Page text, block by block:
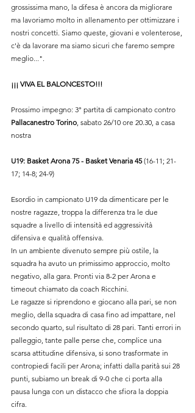
grossissima mano, la difesa è ancora da migliorare
ma lavoriamo molto in allenamento per ottimizzare i
nostri concetti. Siamo queste, giovani e volenterose,
c'è da lavorare ma siamo sicuri che faremo sempre
meglio... ".
¡¡¡ VIVA EL BALONCESTO!!!
Prossimo impegno: 3° partita di campionato contro
Pallacanestro Torino, sabato 26/10 ore 20.30, a casa
nostra
U19: Basket Arona 75 - Basket Venaria 45 (16-11; 21-
17; 14-8; 24-9)
Esordio in campionato U19 da dimenticare per le
nostre ragazze, troppa la differenza tra le due
squadre a livello di intensità ed aggressività
difensiva e qualità offensiva.
In un ambiente divenuto sempre più ostile, la
squadra ha avuto un primissimo approccio, molto
negativo, alla gara. Pronti via 8-2 per Arona e
timeout chiamato da coach Ricchini.
Le ragazze si riprendono e giocano alla pari, se non
meglio, della squadra di casa fino ad impattare, nel
secondo quarto, sul risultato di 28 pari. Tanti errori in
palleggio, tante palle perse che, complice una
scarsa attitudine difensiva, si sono trasformate in
contropiedi facili per Arona; infatti dalla parità sui 28
punti, subiamo un break di 9-0 che ci porta alla
pausa lunga con un distacco che sfiora la doppia
cifra.